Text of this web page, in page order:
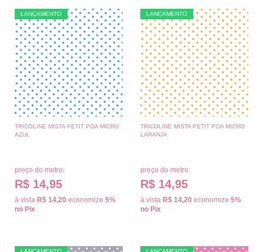
LANÇAMENTO
TRICOLINE MISTA PETIT POA MICRO
AZUL
preço do metro:
R$ 14,95
à vista R$ 14,20 economize 5%
no Pix
LANÇAMENTO
TRICOLINE MISTA PETIT POA MICRO
LARANJA
preço do metro:
R$ 14,95
à vista R$ 14,20 economize 5%
no Pix